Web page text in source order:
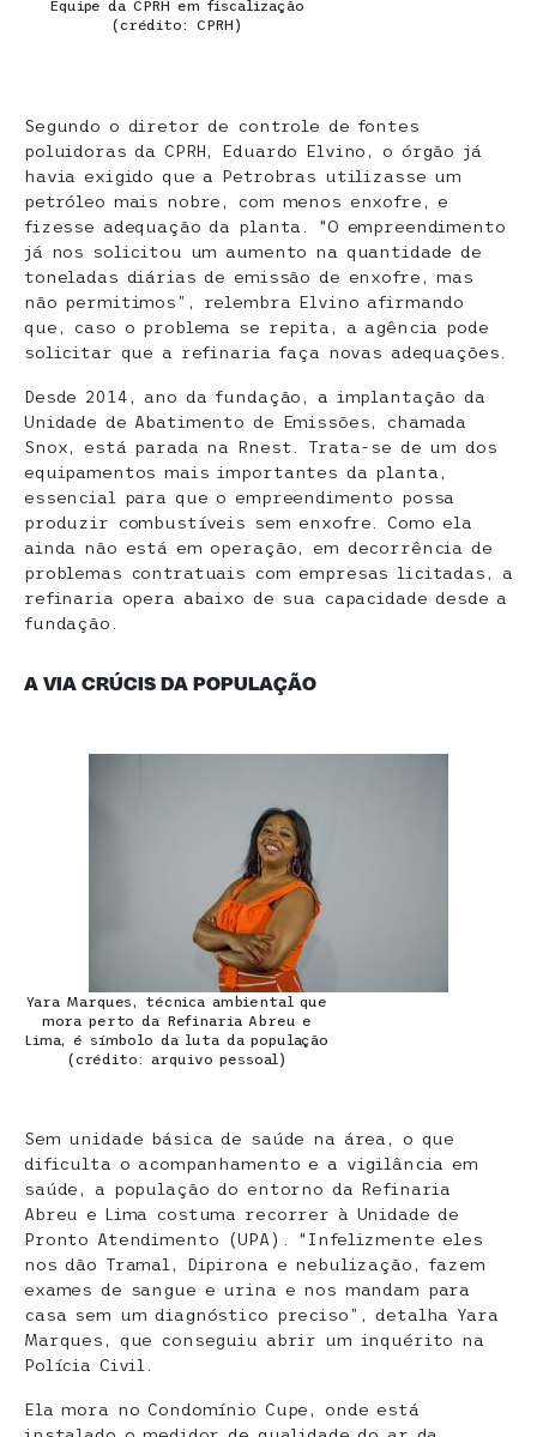
Equipe da CPRH em fiscalização
(crédito: CPRH)
Segundo o diretor de controle de fontes
poluidoras da CPRH, Eduardo Elvino, o órgão já
havia exigido que a Petrobras utilizasse um
petróleo mais nobre, com menos enxofre, e
fizesse adequação da planta. “O empreendimento
já nos solicitou um aumento na quantidade de
toneladas diárias de emissão de enxofre, mas
não permitimos”, relembra Elvino afirmando
que, caso o problema se repita, a agência pode
solicitar que a refinaria faça novas adequações.
Desde 2014, ano da fundação, a implantação da
Unidade de Abatimento de Emissões, chamada
Snox, está parada na Rnest. Trata-se de um dos
equipamentos mais importantes da planta,
essencial para que o empreendimento possa
produzir combustíveis sem enxofre. Como ela
ainda não está em operação, em decorrência de
problemas contratuais com empresas licitadas, a
refinaria opera abaixo de sua capacidade desde a
fundação.
A VIA CRÚCIS DA POPULAÇÃO
Yara Marques, técnica ambiental que
mora perto da Refinaria Abreu e
Lima, é símbolo da luta da população
(crédito: arquivo pessoal)
Sem unidade básica de saúde na área, o que
dificulta o acompanhamento e a vigilância em
saúde, a população do entorno da Refinaria
Abreu e Lima costuma recorrer à Unidade de
Pronto Atendimento (UPA). “Infelizmente eles
nos dão Tramal, Dipirona e nebulização, fazem
exames de sangue e urina e nos mandam para
casa sem um diagnóstico preciso”, detalha Yara
Marques, que conseguiu abrir um inquérito na
Polícia Civil.
Ela mora no Condomínio Cupe, onde está